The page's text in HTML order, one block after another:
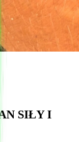
SIŁY I